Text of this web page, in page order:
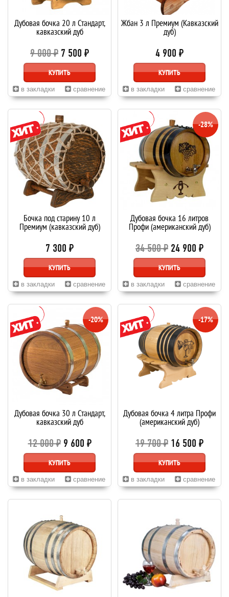
Дубовая бочка 20 л Стандарт,
кавказский дуб
9 000 ₽ 7 500 ₽
КУПИТЬ
в закладки сравнение
Жбан 3 л Премиум (Кавказский
дуб)
4 900 ₽
КУПИТЬ
в закладки сравнение
Бочка под старину 10 л
Премиум (кавказский дуб)
7 300 ₽
КУПИТЬ
в закладки сравнение
Дубовая бочка 16 литров
Профи (американский дуб)
34 500 ₽ 24 900 ₽
-28%
КУПИТЬ
в закладки сравнение
Дубовая бочка 30 л Стандарт,
кавказский дуб
12 000 ₽ 9 600 ₽
-20%
КУПИТЬ
в закладки сравнение
Дубовая бочка 4 литра Профи
(американский дуб)
19 700 ₽ 16 500 ₽
-17%
КУПИТЬ
в закладки сравнение